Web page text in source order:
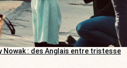
Nowak : des Anglais entre tristesse